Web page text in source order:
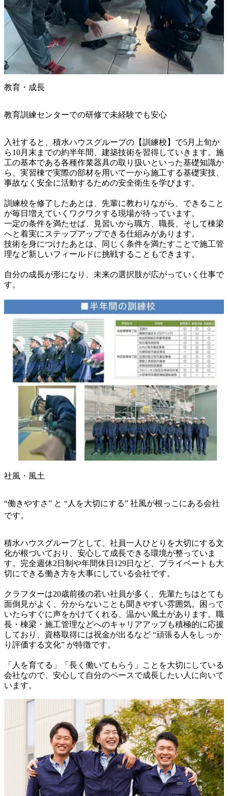
教育・成長
教育訓練センターでの研修で未経験でも安心
入社すると、積水ハウスグループの【訓練校】で5月上旬か
ら10月末までの約半年間、建築技術を習得していきます。施
工の基本である各種作業器具の取り扱いといった基礎知識か
ら、実習棟で実際の部材を用いて一から施工する基礎実技、
事故なく安全に活動するための安全衛生を学びます。
訓練校を修了したあとは、先輩に教わりながら、できること
が毎日増えていくワクワクする現場が待っています。
一定の条件を満たせば、見習いから職方、職長、そして棟梁
へと着実にステップアップできる仕組みがあります。
技術を身につけたあとは、同じく条件を満たすことで施工管
理など新しいフィールドに挑戦することもできます。
自分の成長が形になり、未来の選択肢が広がっていく仕事で
す。
社風・風土
“働きやすさ” と “人を大切にする” 社風が根っこにある会社
です。
積水ハウスグループとして、社員一人ひとりを大切にする文
化が根づいており、安心して成長できる環境が整っていま
す。完全週休2日制や年間休日129日など、プライベートも大
切にできる働き方を大事にしている会社です。
クラフターは20歳前後の若い社員が多く、先輩たちはとても
面倒見がよく、分からないことも聞きやすい雰囲気。困って
いたらすぐに声をかけてくれる、温かい風土があります。職
長・棟梁・施工管理などへのキャリアアップも積極的に応援
しており、資格取得には祝金が出るなど “頑張る人をしっか
り評価する文化” が特徴です。
「人を育てる」「長く働いてもらう」ことを大切にしている
会社なので、安心して自分のペースで成長したい人に向いて
います。